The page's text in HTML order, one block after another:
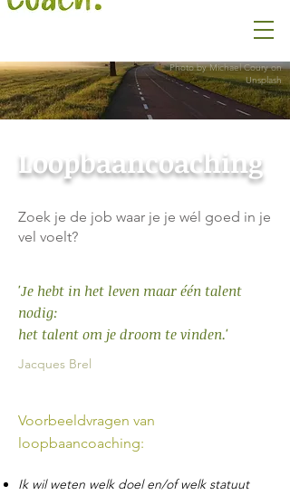
Photo by Michael Coury on
Unsplash
​Loopbaancoaching
Zoek je de job waar je je wél goed in je
vel voelt?
'Je hebt in het leven maar één talent
nodig:
het talent om je droom te vinden.'
Jacques Brel
Voorbeeldvragen van
loopbaancoaching:
Ik wil weten welk doel en/of welk statuut